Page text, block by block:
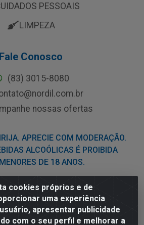
cookies próprios e de
uma experiência
apresentar publicidade
com o seu perfil e melhorar a
PESSOAIS
LIMPEZA
Fale Conosco
(83) 3015-8080
nossas ofertas
APRECIE COM MODERAÇÃO.
ALCOÓLICAS É PROIBIDA
DE 18 ANOS.
- Avenida Liberdade, 2738, Bloco F -
PB - CEP 58.111-400 - CNPJ
03.775.813/0001-41